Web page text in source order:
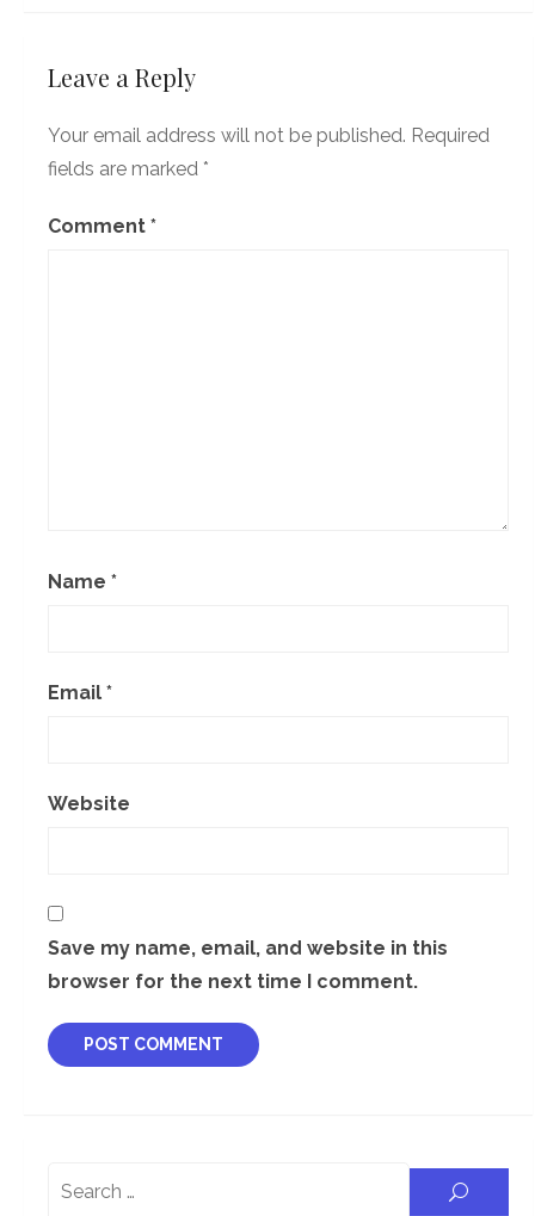
Leave a Reply
Your email address will not be published. Required
fields are marked *
Comment *
Name *
Email *
Website
Save my name, email, and website in this
browser for the next time I comment.
for:
SEARCH